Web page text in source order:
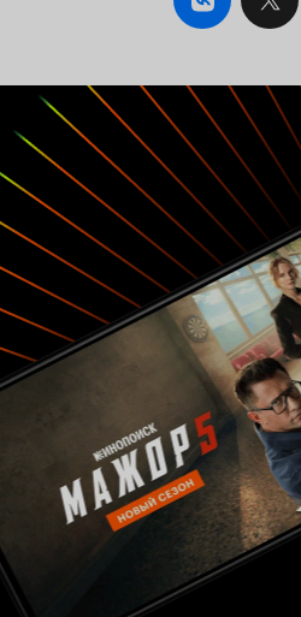
очень подошла, впрочем с её
знает каждый кто смотрит
с дублированным переводом,
себя как великолепный актёр.
сайте не указан Игорь Неведров,
роль хакера-миллионера и в итоге
переигравший всех злодеев. В общем